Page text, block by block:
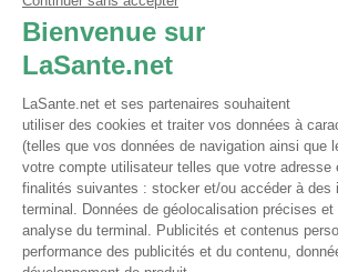
Pharmacie du Bizet
Licence ARS : 590009874
Licence Ordinale : 126921
49 boulevard Bizet
59650 Villeneuve d'Ascq